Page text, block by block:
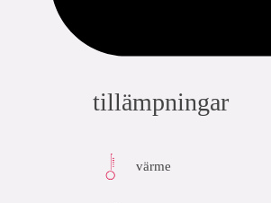
tillämpningar
värme